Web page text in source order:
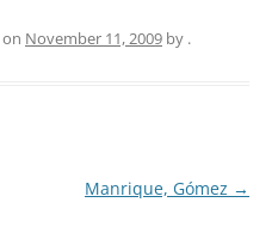
on November 11, 2009 by .
Manrique, Gómez →